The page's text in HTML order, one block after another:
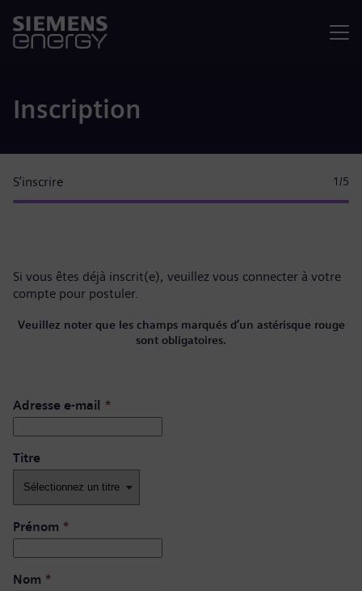
Inscription
S’inscrire 1 /5
Si vous êtes déjà inscrit(e), veuillez vous connecter à votre
compte pour postuler.
Veuillez noter que les champs marqués d’un astérisque rouge
sont obligatoires.
Adresse e-mail *
Titre
Prénom *
Nom *